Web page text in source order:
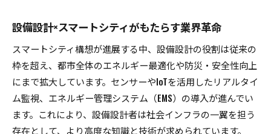
難易度の高い資格が設備設計者にもたらす影響
変化する業界で市場価値を高める設備設計の秘訣
設備設計で市場価値を上げるスキルアップ術
設備設計職が知るべき働き方の多様化と対応策
建築設備士資格が転職活動で活きる理由
設備設計業務の効率化を実現する最新ツール活
設備設計×スマートシティがもたらす業界革命
スマートシティ構想が進展する中、設備設計の役割は従来の
枠を超え、都市全体のエネルギー最適化や防災・安全性向上
にまで拡大しています。センサーやIoTを活用したリアルタイ
ム監視、エネルギー管理システム（EMS）の導入が進んでい
ます。これにより、設備設計者は社会インフラの一翼を担う
存在として、より高度な知識と技術が求められています。